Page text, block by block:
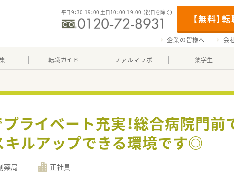
【無料】
平日9：30-19：00 土日10：00-19：00 （祝日を除く）
企業の皆様へ 会
転職ガイド ファルマラボ 薬学生
ライベート充実！総合病院門前
キルアップできる環境です◎
薬局 正社員